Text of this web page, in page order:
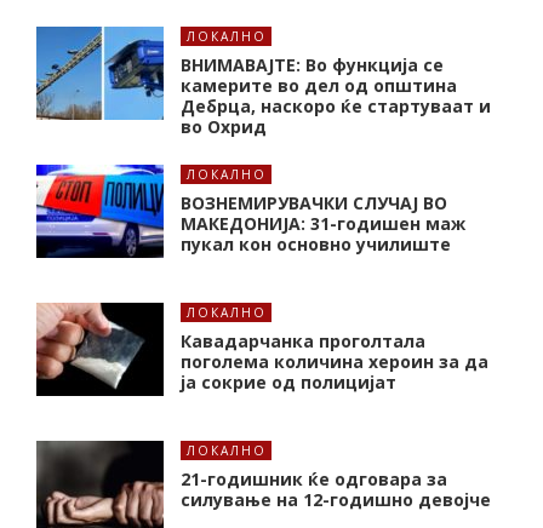
ЛОКАЛНО
ВНИМАВАЈТЕ: Во функција се
камерите во дел од општина
Дебрца, наскоро ќе стартуваат и
во Охрид
ЛОКАЛНО
ВОЗНЕМИРУВАЧКИ СЛУЧАЈ ВО
МАКЕДОНИЈА: 31-годишен маж
пукал кон основнo училиште
ЛОКАЛНО
Кавадарчанка проголтала
поголема количина хероин за да
ја сокрие од полицијат
ЛОКАЛНО
21-годишник ќе одговара за
силување на 12-годишно девојче